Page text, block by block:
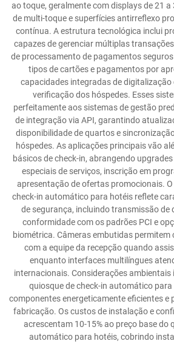
ao toque, geralmente com displays de 21
de multi-toque e superfícies antirreflexo
contínua. A estrutura tecnológica inclui
capazes de gerenciar múltiplas
de processamento de pagamentos
tipos de cartões e pagamentos por
capacidades integradas de
verificação dos hóspedes. Esses
perfeitamente aos sistemas de gestão
de integração via API, garantindo
disponibilidade de quartos e
hóspedes. As aplicações principais vão
básicos de check-in, abrangendo
especiais de serviços, inscrição em
apresentação de ofertas promocionais.
check-in automático para hotéis reflete
de segurança, incluindo transmissão
conformidade com os padrões PCI e
biométrica. Câmeras embutidas permitem
com a equipe da recepção quando
enquanto interfaces multilíngues
internacionais. Considerações
quiosque de check-in automático
componentes energeticamente eficientes e
fabricação. Os custos de instalação e
acrescentam 10-15% ao preço base do
automático para hotéis, cobrindo